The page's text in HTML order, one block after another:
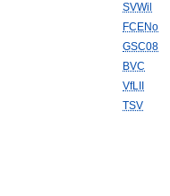
SVWil
FCENo
GSC08
BVC
VfLII
TSV